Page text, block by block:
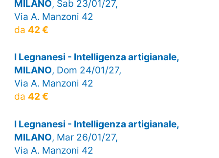
MILANO, Sab 23/01/27,
Via A. Manzoni 42
da 42 €
I Legnanesi - Intelligenza artigianale,
MILANO, Dom 24/01/27,
Via A. Manzoni 42
da 42 €
I Legnanesi - Intelligenza artigianale,
MILANO, Mar 26/01/27,
Via A. Manzoni 42